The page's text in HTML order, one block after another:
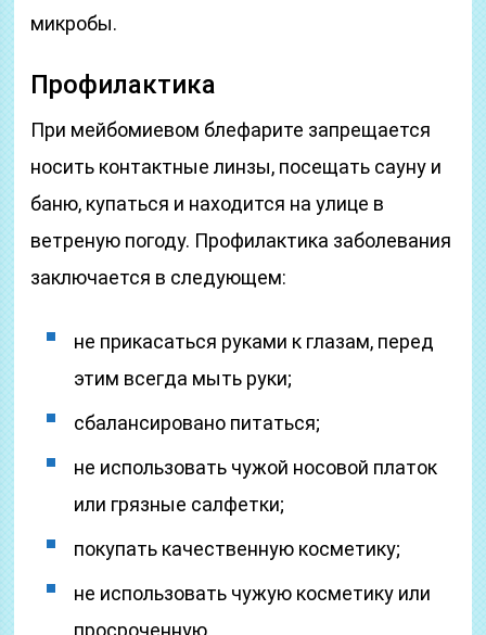
микробы.
Профилактика
При мейбомиевом блефарите запрещается
носить контактные линзы, посещать сауну и
баню, купаться и находится на улице в
ветреную погоду. Профилактика заболевания
заключается в следующем:
не прикасаться руками к глазам, перед
этим всегда мыть руки;
сбалансировано питаться;
не использовать чужой носовой платок
или грязные салфетки;
покупать качественную косметику;
не использовать чужую косметику или
просроченную.